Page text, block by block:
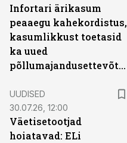
Infortari ärikasum
peaaegu kahekordistus,
kasumlikkust toetasid
ka uued
põllumajandusettevõtted
UUDISED
30.07.26, 12:00
Väetisetootjad
hoiatavad: ELi